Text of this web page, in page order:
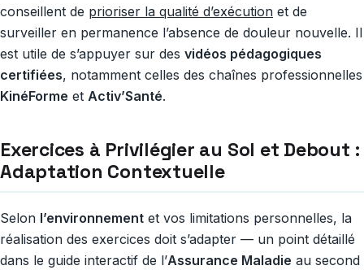
conseillent de prioriser la qualité d’exécution et de
surveiller en permanence l’absence de douleur nouvelle. Il
est utile de s’appuyer sur des vidéos pédagogiques
certifiées, notamment celles des chaînes professionnelles
KinéForme et Activ’Santé.
Exercices à Privilégier au Sol et Debout :
Adaptation Contextuelle
Selon l’environnement et vos limitations personnelles, la
réalisation des exercices doit s’adapter — un point détaillé
dans le guide interactif de l’Assurance Maladie au second